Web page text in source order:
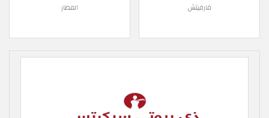
فارفيتش المطار